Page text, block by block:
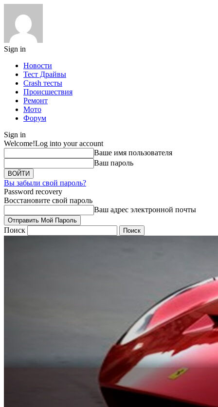
Sign in
Новости
Тест Драйвы
Crash тесты
Происшествия
Ремонт
Мото
Форум
Sign in
Welcome!Log into your account
Ваше имя пользователя
Ваш пароль
Вы забыли свой пароль?
Password recovery
Восстановите свой пароль
Ваш адрес электронной почты
Поиск